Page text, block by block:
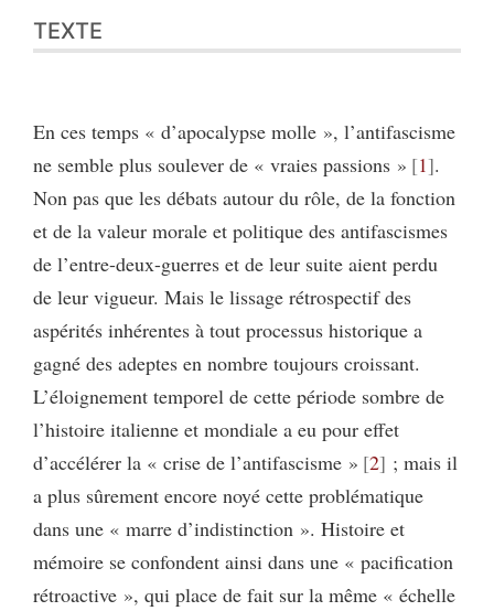
TEXTE
En ces temps « d’apocalypse molle », l’antifascisme
ne semble plus soulever de « vraies passions » 1 .
Non pas que les débats autour du rôle, de la fonction
et de la valeur morale et politique des antifascismes
de l’entre-deux-guerres et de leur suite aient perdu
de leur vigueur. Mais le lissage rétrospectif des
aspérités inhérentes à tout processus historique a
gagné des adeptes en nombre toujours croissant.
L’éloignement temporel de cette période sombre de
l’histoire italienne et mondiale a eu pour effet
d’accélérer la « crise de l’antifascisme » 2 ; mais il
a plus sûrement encore noyé cette problématique
dans une « marre d’indistinction ». Histoire et
mémoire se confondent ainsi dans une « pacification
rétroactive », qui place de fait sur la même « échelle